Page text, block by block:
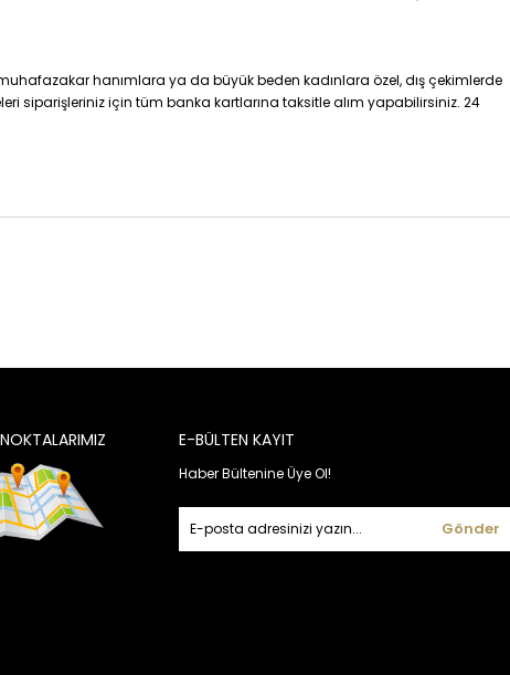
hanımlara ya da büyük beden kadınlara özel, dış çekimlerde
siparişleriniz için tüm banka kartlarına taksitle alım yapabilirsiniz. 24
E-BÜLTEN KAYIT
Haber Bültenine Üye Ol!
Gönder